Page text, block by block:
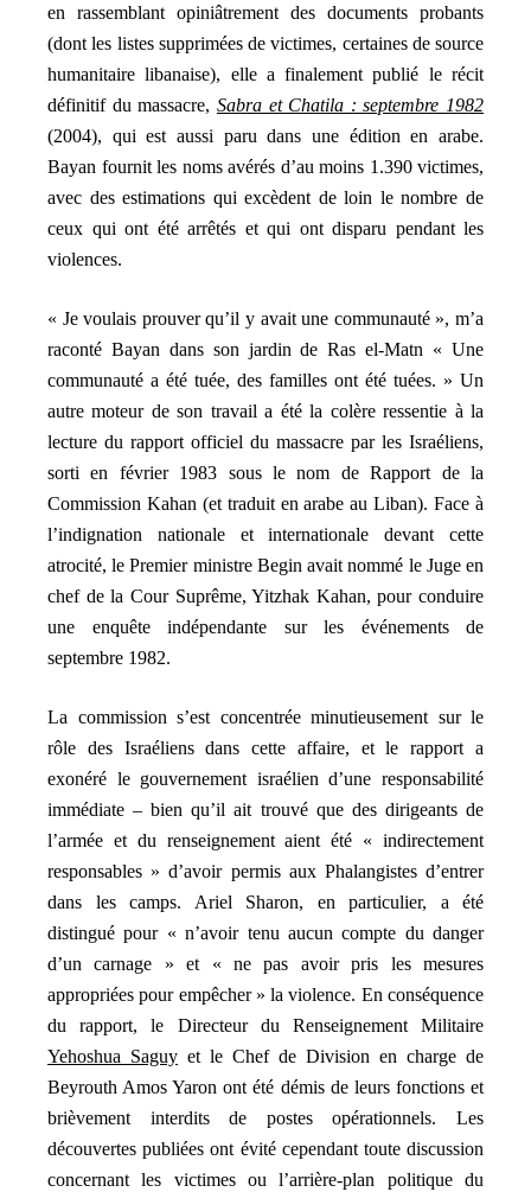
en rassemblant opiniâtrement des documents probants
(dont les listes supprimées de victimes, certaines de source
humanitaire libanaise), elle a finalement publié le récit
définitif du massacre, Sabra et Chatila : septembre 1982
(2004), qui est aussi paru dans une édition en arabe.
Bayan fournit les noms avérés d’au moins 1.390 victimes,
avec des estimations qui excèdent de loin le nombre de
ceux qui ont été arrêtés et qui ont disparu pendant les
violences.
« Je voulais prouver qu’il y avait une communauté », m’a
raconté Bayan dans son jardin de Ras el-Matn « Une
communauté a été tuée, des familles ont été tuées. » Un
autre moteur de son travail a été la colère ressentie à la
lecture du rapport officiel du massacre par les Israéliens,
sorti en février 1983 sous le nom de Rapport de la
Commission Kahan (et traduit en arabe au Liban). Face à
l’indignation nationale et internationale devant cette
atrocité, le Premier ministre Begin avait nommé le Juge en
chef de la Cour Suprême, Yitzhak Kahan, pour conduire
une enquête indépendante sur les événements de
septembre 1982.
La commission s’est concentrée minutieusement sur le
rôle des Israéliens dans cette affaire, et le rapport a
exonéré le gouvernement israélien d’une responsabilité
immédiate – bien qu’il ait trouvé que des dirigeants de
l’armée et du renseignement aient été « indirectement
responsables » d’avoir permis aux Phalangistes d’entrer
dans les camps. Ariel Sharon, en particulier, a été
distingué pour « n’avoir tenu aucun compte du danger
d’un carnage » et « ne pas avoir pris les mesures
appropriées pour empêcher » la violence. En conséquence
du rapport, le Directeur du Renseignement Militaire
Yehoshua Saguy et le Chef de Division en charge de
Beyrouth Amos Yaron ont été démis de leurs fonctions et
brièvement interdits de postes opérationnels. Les
découvertes publiées ont évité cependant toute discussion
concernant les victimes ou l’arrière-plan politique du